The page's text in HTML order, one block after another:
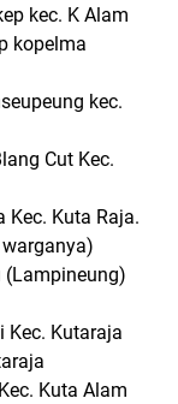
kec. K Alam
kopelma
kec.
Cut Kec.
Kec. Kuta Raja.
(Lampineung)
Kec. Kutaraja
Kuta Alam